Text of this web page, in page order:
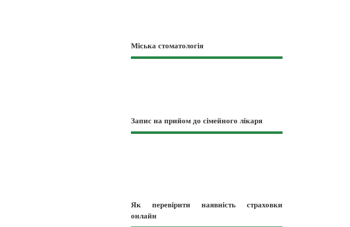
Міська стоматологія
Запис на прийом до сімейного лікаря
Як перевірити наявність страховки
онлайн